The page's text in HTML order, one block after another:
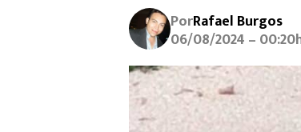
PorRafael Burgos
06/08/2024 –